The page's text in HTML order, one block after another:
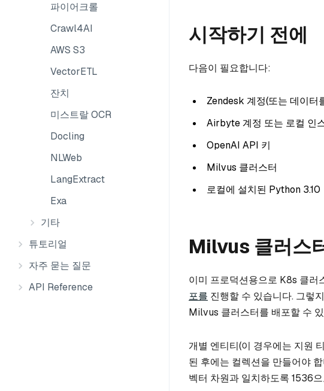
파이어크롤
Crawl4AI
AWS S3
VectorETL
잔치
미스트랄 OCR
Docling
NLWeb
LangExtract
Exa
기타
튜토리얼
자주 묻는 질문
API Reference
시작하기 전에
다음이 필요합니다:
Zendesk 계정(또는 데이터
Airbyte 계정 또는 로컬 인
OpenAI API 키
Milvus 클러스터
로컬에 설치된 Python 3.10
Milvus 클러스
이미 프로덕션용으로 K8s 클러
포를 진행할 수 있습니다. 그렇
Milvus 클러스터를 배포할 수
개별 엔티티(이 경우에는 지원
된 후에는 컬렉션을 만들어야
벡터 차원과 일치하도록 1536